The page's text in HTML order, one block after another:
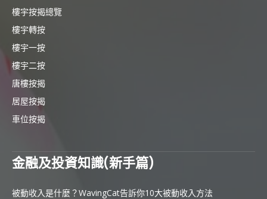
樓宇按揭總覽
樓宇轉按
樓宇一按
樓宇二按
唐樓按揭
居屋按揭
車位按揭
金融及投資知識(新手篇)
被動收入是什麼？WavingCat告訴你10大被動收入方法